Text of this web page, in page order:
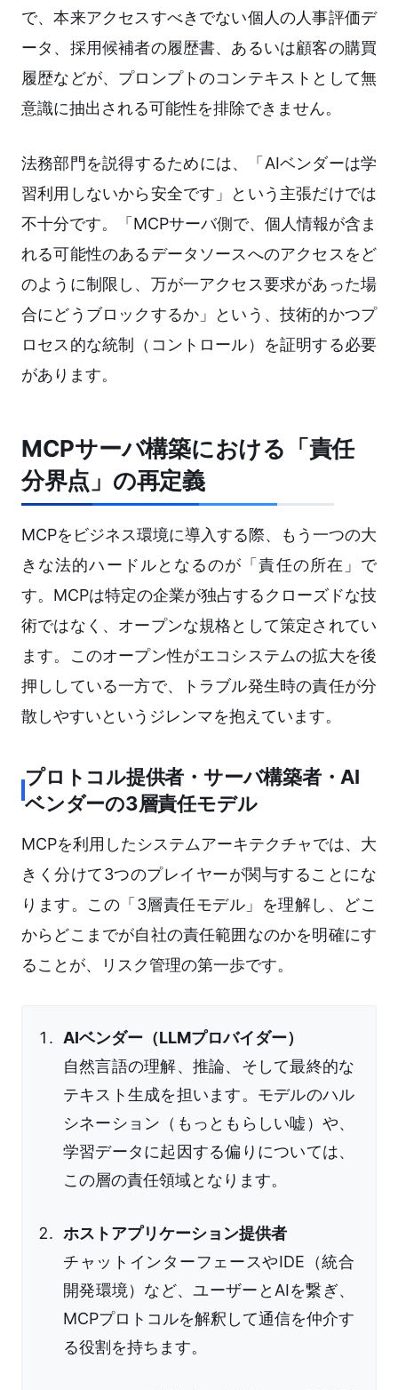
で、本来アクセスすべきでない個人の人事評価デ
ータ、採用候補者の履歴書、あるいは顧客の購買
履歴などが、プロンプトのコンテキストとして無
意識に抽出される可能性を排除できません。
法務部門を説得するためには、「AIベンダーは学
習利用しないから安全です」という主張だけでは
不十分です。「MCPサーバ側で、個人情報が含ま
れる可能性のあるデータソースへのアクセスをど
のように制限し、万が一アクセス要求があった場
合にどうブロックするか」という、技術的かつプ
ロセス的な統制（コントロール）を証明する必要
があります。
MCPサーバ構築における「責任
分界点」の再定義
MCPをビジネス環境に導入する際、もう一つの大
きな法的ハードルとなるのが「責任の所在」で
す。MCPは特定の企業が独占するクローズドな技
術ではなく、オープンな規格として策定されてい
ます。このオープン性がエコシステムの拡大を後
押ししている一方で、トラブル発生時の責任が分
散しやすいというジレンマを抱えています。
プロトコル提供者・サーバ構築者・AI
ベンダーの3層責任モデル
MCPを利用したシステムアーキテクチャでは、大
きく分けて3つのプレイヤーが関与することにな
ります。この「3層責任モデル」を理解し、どこ
からどこまでが自社の責任範囲なのかを明確にす
ることが、リスク管理の第一歩です。
AIベンダー（LLMプロバイダー）
自然言語の理解、推論、そして最終的な
テキスト生成を担います。モデルのハル
シネーション（もっともらしい嘘）や、
学習データに起因する偏りについては、
この層の責任領域となります。
ホストアプリケーション提供者
チャットインターフェースやIDE（統合
開発環境）など、ユーザーとAIを繋ぎ、
MCPプロトコルを解釈して通信を仲介す
る役割を持ちます。